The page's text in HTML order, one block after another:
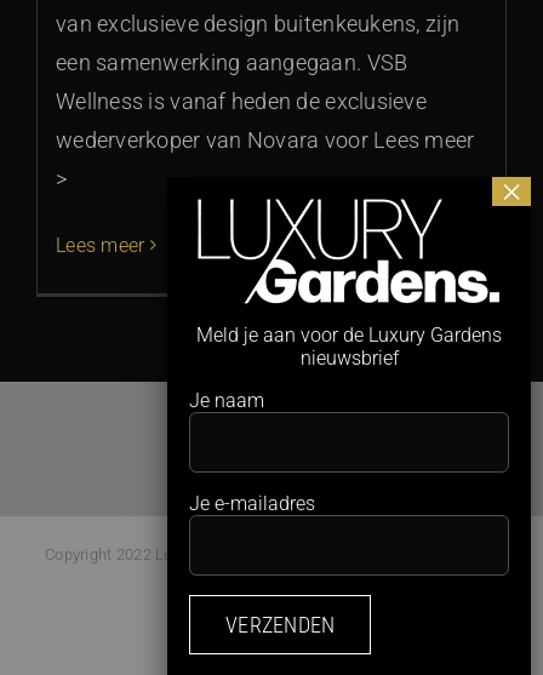
van exclusieve design buitenkeukens, zijn
een samenwerking aangegaan. VSB
Wellness is vanaf heden de exclusieve
wederverkoper van Novara voor Lees meer
>
Lees meer
Copyright 2022 Luxury Gardens Magazine | All Rights Reserved |
Facebook
Instagram
Meld je aan voor de Luxury Gardens
nieuwsbrief
Je naam
Je e-mailadres